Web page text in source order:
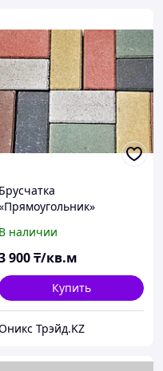
Брусчатка
В наличии
900₸/кв.м
Купить
Трэйд.KZ